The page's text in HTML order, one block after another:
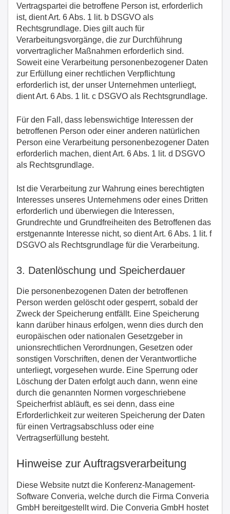
Vertragspartei die betroffene Person ist, erforderlich
ist, dient Art. 6 Abs. 1 lit. b DSGVO als
Rechtsgrundlage. Dies gilt auch für
Verarbeitungsvorgänge, die zur Durchführung
vorvertraglicher Maßnahmen erforderlich sind.
Soweit eine Verarbeitung personenbezogener Daten
zur Erfüllung einer rechtlichen Verpflichtung
erforderlich ist, der unser Unternehmen unterliegt,
dient Art. 6 Abs. 1 lit. c DSGVO als Rechtsgrundlage.
Für den Fall, dass lebenswichtige Interessen der
betroffenen Person oder einer anderen natürlichen
Person eine Verarbeitung personenbezogener Daten
erforderlich machen, dient Art. 6 Abs. 1 lit. d DSGVO
als Rechtsgrundlage.
Ist die Verarbeitung zur Wahrung eines berechtigten
Interesses unseres Unternehmens oder eines Dritten
erforderlich und überwiegen die Interessen,
Grundrechte und Grundfreiheiten des Betroffenen das
erstgenannte Interesse nicht, so dient Art. 6 Abs. 1 lit. f
DSGVO als Rechtsgrundlage für die Verarbeitung.
3. Datenlöschung und Speicherdauer
Die personenbezogenen Daten der betroffenen
Person werden gelöscht oder gesperrt, sobald der
Zweck der Speicherung entfällt. Eine Speicherung
kann darüber hinaus erfolgen, wenn dies durch den
europäischen oder nationalen Gesetzgeber in
unionsrechtlichen Verordnungen, Gesetzen oder
sonstigen Vorschriften, denen der Verantwortliche
unterliegt, vorgesehen wurde. Eine Sperrung oder
Löschung der Daten erfolgt auch dann, wenn eine
durch die genannten Normen vorgeschriebene
Speicherfrist abläuft, es sei denn, dass eine
Erforderlichkeit zur weiteren Speicherung der Daten
für einen Vertragsabschluss oder eine
Vertragserfüllung besteht.
Hinweise zur Auftragsverarbeitung
Diese Website nutzt die Konferenz-Management-
Software Converia, welche durch die Firma Converia
GmbH bereitgestellt wird. Die Converia GmbH hostet